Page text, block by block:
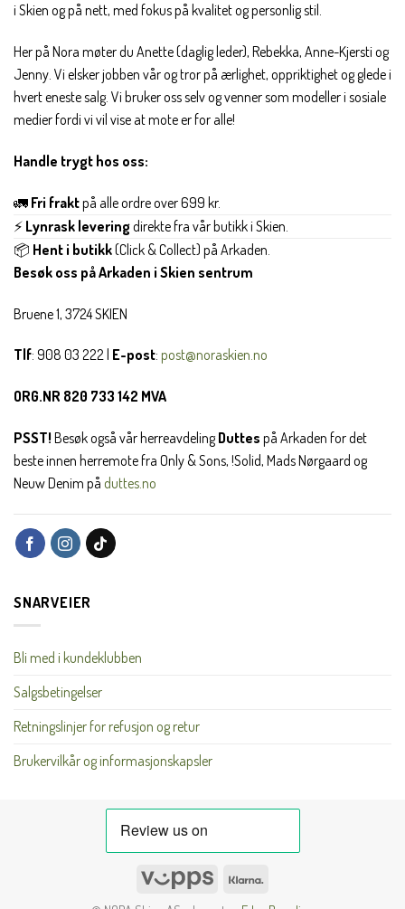
i Skien og på nett, med fokus på kvalitet og personlig stil.
Her på Nora møter du Anette (daglig leder), Rebekka, Anne-Kjersti og
Jenny. Vi elsker jobben vår og tror på ærlighet, oppriktighet og glede i
hvert eneste salg. Vi bruker oss selv og venner som modeller i sosiale
medier fordi vi vil vise at mote er for alle!
Handle trygt hos oss:
🚛 Fri fraktpå alle ordre over 699 kr.
⚡ Lynrask leveringdirekte fra vår butikk i Skien.
📦 Hent i butikk(Click & Collect) på Arkaden.
Besøk oss på Arkaden i Skien sentrum
Bruene 1, 3724 SKIEN
Tlf: 908 03 222 | E-post: post@noraskien.no
ORG.NR 820 733 142 MVA
PSST! Besøk også vår herreavdelingDuttes på Arkaden for det
beste innen herremote fra Only & Sons, !Solid, Mads Nørgaard og
Neuw Denim på duttes.no
SNARVEIER
Bli med i kundeklubben
Salgsbetingelser
Retningslinjer for refusjon og retur
Brukervilkår og informasjonskapsler
Vipps